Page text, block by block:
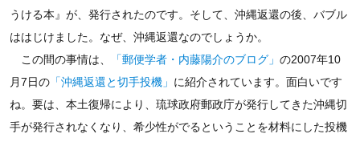
うける本』が、発行されたのです。そして、沖縄返還の後、バブル
ははじけました。なぜ、沖縄返還なのでしょうか。
この間の事情は、
「郵便学者・内藤陽介のブログ」 の2007年10
月7日の「沖縄返還と切手投機」 に紹介されています。面白いです
ね。要は、本土復帰により、琉球政府郵政庁が発行してきた沖縄切
手が発行されなくなり、希少性がでるということを材料にした投機